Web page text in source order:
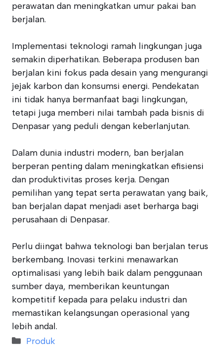
perawatan dan meningkatkan umur pakai ban
berjalan.
Implementasi teknologi ramah lingkungan juga
semakin diperhatikan. Beberapa produsen ban
berjalan kini fokus pada desain yang mengurangi
jejak karbon dan konsumsi energi. Pendekatan
ini tidak hanya bermanfaat bagi lingkungan,
tetapi juga memberi nilai tambah pada bisnis di
Denpasar yang peduli dengan keberlanjutan.
Dalam dunia industri modern, ban berjalan
berperan penting dalam meningkatkan efisiensi
dan produktivitas proses kerja. Dengan
pemilihan yang tepat serta perawatan yang baik,
ban berjalan dapat menjadi aset berharga bagi
perusahaan di Denpasar.
Perlu diingat bahwa teknologi ban berjalan terus
berkembang. Inovasi terkini menawarkan
optimalisasi yang lebih baik dalam penggunaan
sumber daya, memberikan keuntungan
kompetitif kepada para pelaku industri dan
memastikan kelangsungan operasional yang
lebih andal.
Categories
Produk